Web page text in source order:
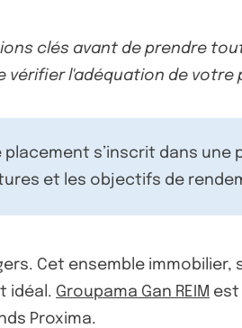
clés avant de prendre
vérifier l'adéquation de
s’inscrit dans une
et les objectifs de
Cet ensemble
idéal. Groupama Gan REIM est
Proxima.